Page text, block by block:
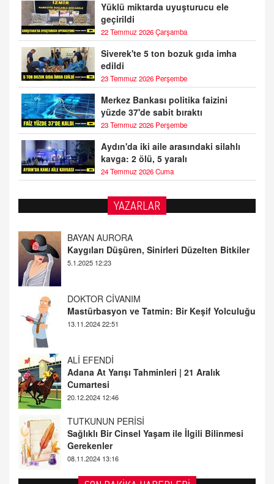
Yüklü miktarda uyuşturucu ele
geçirildi
22 Temmuz 2026 Çarşamba
Siverek'te 5 ton bozuk gıda imha
edildi
23 Temmuz 2026 Perşembe
Merkez Bankası politika faizini
yüzde 37'de sabit bıraktı
23 Temmuz 2026 Perşembe
Aydın'da iki aile arasındaki silahlı
kavga: 2 ölü, 5 yaralı
24 Temmuz 2026 Cuma
YAZARLAR
DOKTOR CİVANIM
Mastürbasyon ve Tatmin: Bir Keşif Yolculuğu
13.11.2024 22:51
ALİ EFENDİ
Adana At Yarışı Tahminleri | 21 Aralık
Cumartesi
TUTKUNUN PERİSİ
Sağlıklı Bir Cinsel Yaşam ile İlgili Bilinmesi
Gerekenler
08.11.2024 13:16
FARUK ÖNALAN
Tezkere Onaylanmasaydı…
2 Kasım 2021 Salı 00:11